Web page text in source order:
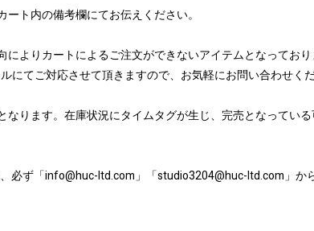
ト内の備考欄にてお伝えください。
よりカートによるご注文ができないアイテムとなっており
にてご対応させて頂きますので、お気軽にお問い合わせくだ
ります。在庫状況にタイムタグが生じ、完売となってい
必ず「info@huc-ltd.com」「studio3204@huc-ltd.com」か